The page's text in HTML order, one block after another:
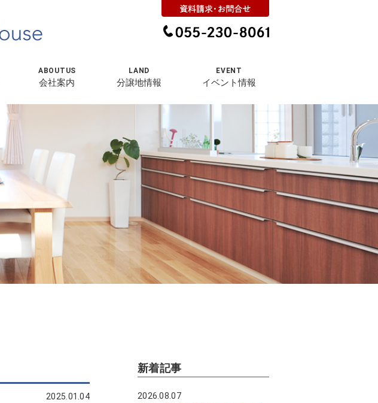
ABOUTUS
会社案内
LAND
分譲地情報
EVENT
イベント情報
2025.01.04
新着記事
2026.08.07